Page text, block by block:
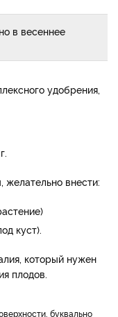
в весеннее
удобрения,
желательно внести:
куст).
который нужен
плодов.